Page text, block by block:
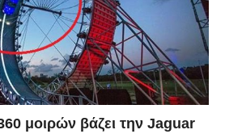
μοιρών βάζει την Jaguar